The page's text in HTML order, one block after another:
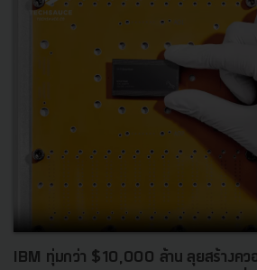
IBM ทุ่มกว่า $10,000 ล้าน ลุยสร้างควอ